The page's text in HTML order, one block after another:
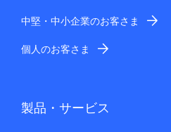
中堅・中小企業のお客さま
個人のお客さま
製品・サービス